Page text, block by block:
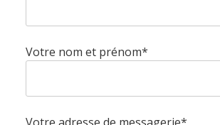
Votre nom et prénom*